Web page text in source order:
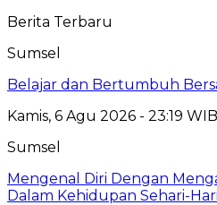
Berita Terbaru
Sumsel
Belajar dan Bertumbuh
Kamis, 6 Agu 2026 - 23:19 WIB
Sumsel
Mengenal Diri Dengan
Dalam Kehidupan Sehari-Hari